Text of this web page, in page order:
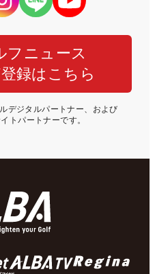
フニュース
録はこちら
デジタルパートナー、および
トパートナーです。